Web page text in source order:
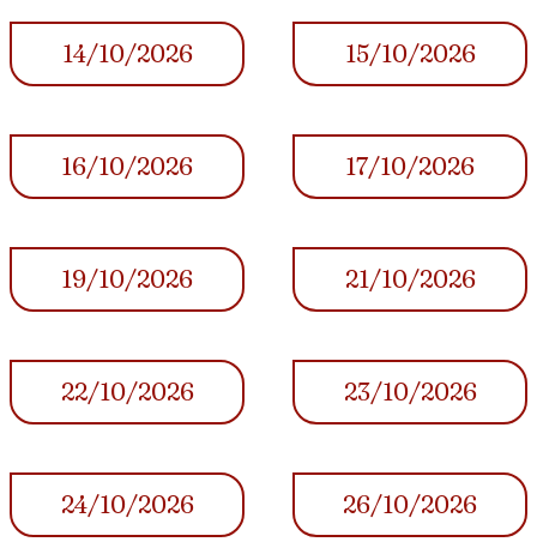
14/10/2026 15/10/2026
16/10/2026 17/10/2026
19/10/2026 21/10/2026
22/10/2026 23/10/2026
24/10/2026 26/10/2026